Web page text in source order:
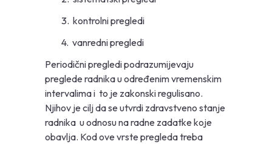
3. kontrolni pregledi
4. vanredni pregledi
Periodični pregledi podrazumijevaju
preglede radnika u određenim vremenskim
intervalima i to je zakonski regulisano.
Njihov je cilj da se utvrdi zdravstveno stanje
radnika u odnosu na radne zadatke koje
obavlja. Kod ove vrste pregleda treba